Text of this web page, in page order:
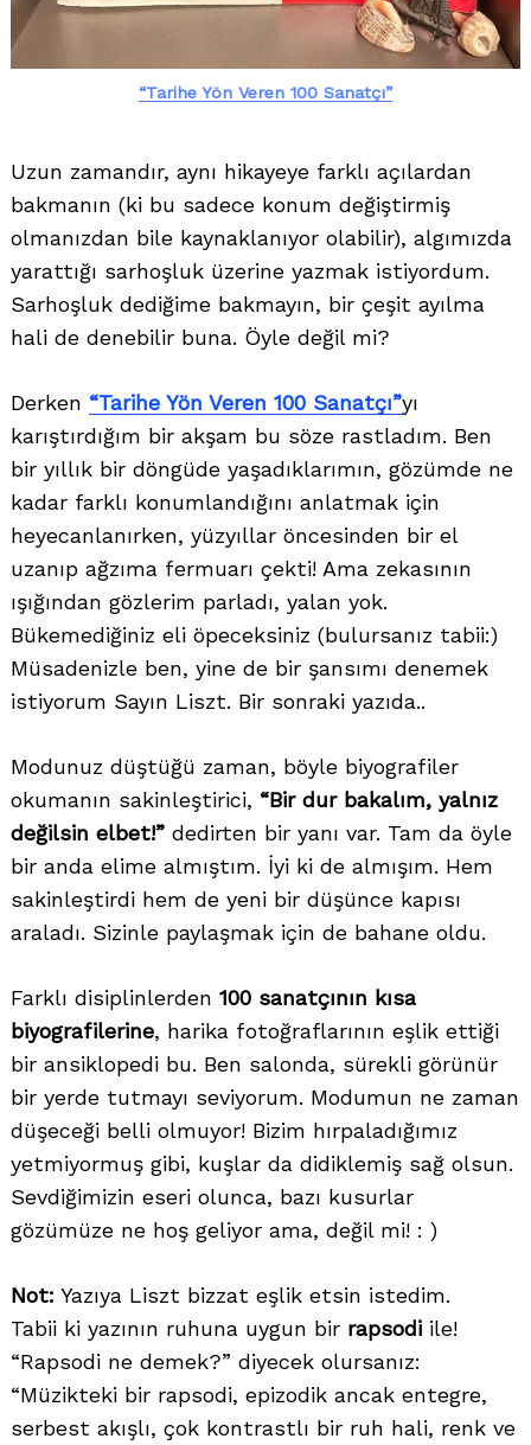
“Tarihe Yön Veren 100 Sanatçı”
Uzun zamandır, aynı hikayeye farklı açılardan
bakmanın (ki bu sadece konum değiştirmiş
olmanızdan bile kaynaklanıyor olabilir), algımızda
yarattığı sarhoşluk üzerine yazmak istiyordum.
Sarhoşluk dediğime bakmayın, bir çeşit ayılma
hali de denebilir buna. Öyle değil mi?
Derken “Tarihe Yön Veren 100 Sanatçı”yı
karıştırdığım bir akşam bu söze rastladım. Ben
bir yıllık bir döngüde yaşadıklarımın, gözümde ne
kadar farklı konumlandığını anlatmak için
heyecanlanırken, yüzyıllar öncesinden bir el
uzanıp ağzıma fermuarı çekti! Ama zekasının
ışığından gözlerim parladı, yalan yok.
Bükemediğiniz eli öpeceksiniz (bulursanız tabii:)
Müsadenizle ben, yine de bir şansımı denemek
istiyorum Sayın Liszt. Bir sonraki yazıda..
Modunuz düştüğü zaman, böyle biyografiler
okumanın sakinleştirici, “Bir dur bakalım, yalnız
değilsin elbet!” dedirten bir yanı var. Tam da öyle
bir anda elime almıştım. İyi ki de almışım. Hem
sakinleştirdi hem de yeni bir düşünce kapısı
araladı. Sizinle paylaşmak için de bahane oldu.
Farklı disiplinlerden 100 sanatçının kısa
biyografilerine, harika fotoğraflarının eşlik ettiği
bir ansiklopedi bu. Ben salonda, sürekli görünür
bir yerde tutmayı seviyorum. Modumun ne zaman
düşeceği belli olmuyor! Bizim hırpaladığımız
yetmiyormuş gibi, kuşlar da didiklemiş sağ olsun.
Sevdiğimizin eseri olunca, bazı kusurlar
gözümüze ne hoş geliyor ama, değil mi! : )
Not: Yazıya Liszt bizzat eşlik etsin istedim.
Tabii ki yazının ruhuna uygun bir rapsodi ile!
“Rapsodi ne demek?” diyecek olursanız:
“Müzikteki bir rapsodi, epizodik ancak entegre,
serbest akışlı, çok kontrastlı bir ruh hali, renk ve
Search
for: